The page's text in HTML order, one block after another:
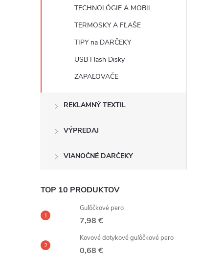
TECHNOLÓGIE A MOBIL
TERMOSKY A FĽAŠE
TIPY na DARČEKY
USB Flash Disky
ZAPAĽOVAČE
REKLAMNÝ TEXTIL
VÝPREDAJ
VIANOČNÉ DARČEKY
TOP 10 PRODUKTOV
Guľôčkové pero
7,98 €
Kovové dotykové guľôčkové pero
0,68 €